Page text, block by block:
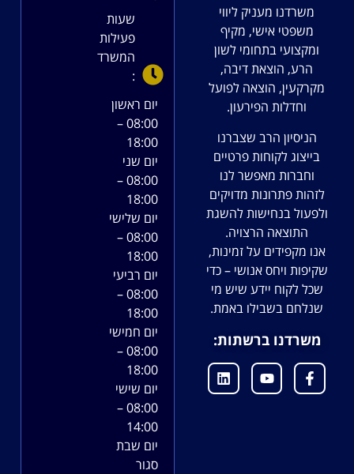
משרדנו מעניק ליווי
משפטי אישי, מקיף
ומקצועי בתחומי לשון
הרע, הוצאת דיבה,
מקרקעין, הוצאה לפועל
וחדלות הפירעון.
הניסיון הרב שצברנו
בייצוג לקוחות פרטיים
וחברות מאפשר לנו
לזהות פתרונות מדויקים
ולפעול בנחישות להשגת
התוצאה הרצויה.
אנו מקפידים על זמינות,
שקיפות ויחס אנושי – כדי
שכל לקוח יידע שיש מי
שנלחם בשבילו באמת.
משרדנו ברשתות:
שעות
פעילות
המשרד
:
יום ראשון
08:00 –
18:00
יום שני
08:00 –
18:00
יום שלישי
08:00 –
18:00
יום רביעי
08:00 –
18:00
יום חמישי
08:00 –
18:00
יום שישי
08:00 –
14:00
יום שבת
סגור